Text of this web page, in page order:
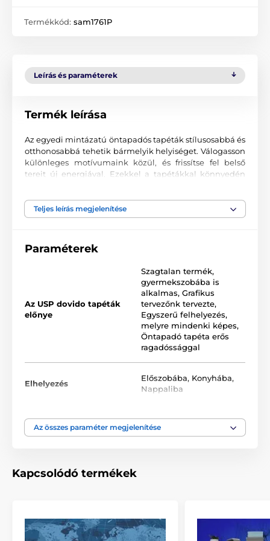
Termékkód: sam1761P
Leírás és paraméterek
Termék leírása
Az egyedi mintázatú öntapadós tapéták stílusosabbá és
otthonosabbá tehetik bármelyik helyiséget. Válogasson
különleges motívumaink közül, és frissítse fel belső
tereit új energiával. Ezekkel a tapétákkal könnyedén
Precíz nyomtatási minőség
felületű anyagra nyomtatjuk. A minta korszerű UV-led
tapéták PVC-mentesek, és erős tapadású
akrilragasztóval vannak ellátva, amely biztosítja a stabil
rögzítést. A nyomtatási eljárásnak köszönhetően
kiválóan ellenállnak a külső hatásoknak, és megőrzik
színeik intenzitását.
Az öntapadós tapéta mérete tekercsben (szélesség x
A tekercses tapéták ismétlődő mintával rendelkeznek,
mérete49x1000 cm.
Teljes leírás megjelenítése
Paraméterek
Az USP dovido tapéták
előnye
Szagtalan termék,
gyermekszobába is
alkalmas, Grafikus
tervezőnk tervezte,
Egyszerű felhelyezés,
melyre mindenki képes,
Öntapadó tapéta erős
ragadóssággal
Elhelyezés
Előszobába, Konyhába,
Nappaliba
Szín Szürke,Zöld
Az összes paraméter megjelenítése
Kapcsolódó termékek